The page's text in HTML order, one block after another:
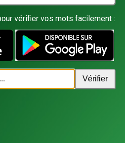
vérifier vos mots facilement :